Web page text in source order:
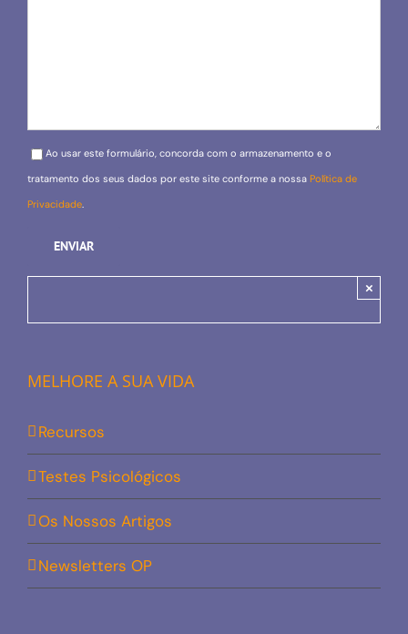
Please leave this field empty.
Ao usar este formulário, concorda com o armazenamento e o
tratamento dos seus dados por este site conforme a nossa Política de
Privacidade.
×
MELHORE A SUA VIDA
Recursos
Testes Psicológicos
Os Nossos Artigos
Newsletters OP